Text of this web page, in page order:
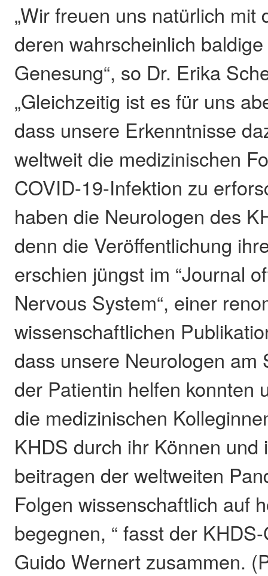
„Wir freuen uns natürlich mit
deren wahrscheinlich
Genesung“, so Dr. Erika
„Gleichzeitig ist es für uns
dass unsere Erkenntnisse
weltweit die medizinischen
COVID-19-Infektion zu
haben die Neurologen des
denn die Veröffentlichung
erschien jüngst im “Journal
Nervous System“, einer
wissenschaftlichen
dass unsere Neurologen am
der Patientin helfen konnten
die medizinischen
KHDS durch ihr Können und
beitragen der weltweiten
Folgen wissenschaftlich auf
begegnen, “ fasst der
Guido Wernert zusammen.